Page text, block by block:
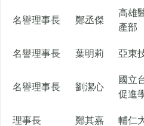
名譽理事長 鄭丞傑
高雄
產部
名譽理事長 葉明莉 亞東
名譽理事長 劉潔心
國立
促進
理事長 鄭其嘉 輔仁